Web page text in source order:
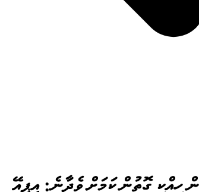
ހިއްކި ގޮތުން ކަމަށް ވެދާނެ: އީޕީއޭ